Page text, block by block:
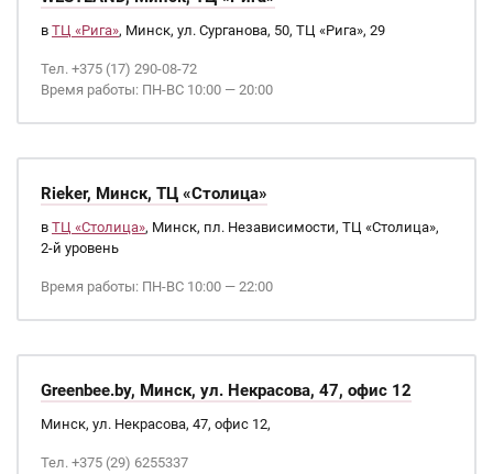
в ТЦ «Рига», Минск, ул. Сурганова, 50, ТЦ «Рига», 29
Тел. +375 (17) 290-08-72
Время работы: ПН-ВС 10:00 — 20:00
Rieker, Минск, ТЦ «Столица»
в ТЦ «Столица», Минск, пл. Независимости, ТЦ «Столица»,
2-й уровень
Время работы: ПН-ВС 10:00 — 22:00
Greenbee.by, Минск, ул. Некрасова, 47, офис 12
Минск, ул. Некрасова, 47, офис 12,
Тел. +375 (29) 6255337